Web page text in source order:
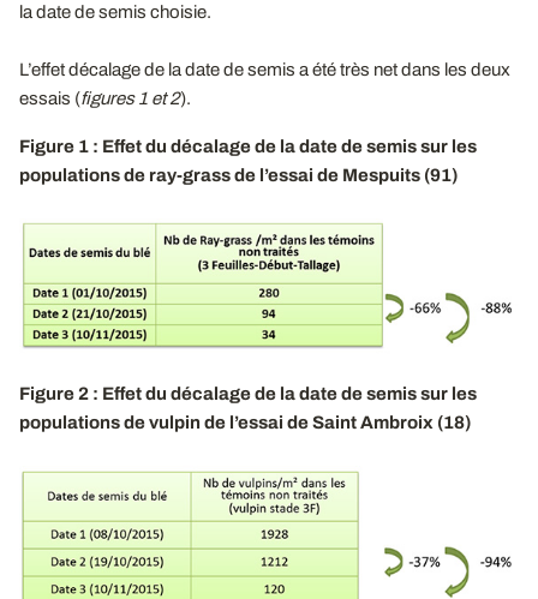
la date de semis choisie.
L’effet décalage de la date de semis a été très net dans les deux
essais (figures 1 et 2).
Figure 1 : Effet du décalage de la date de semis sur les
populations de ray-grass de l’essai de Mespuits (91)
Figure 2 : Effet du décalage de la date de semis sur les
populations de vulpin de l’essai de Saint Ambroix (18)